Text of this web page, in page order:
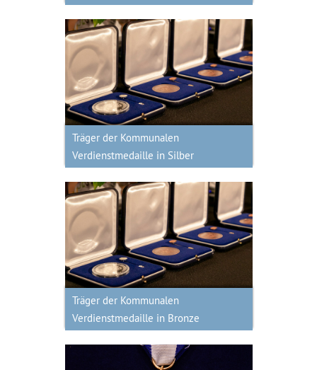
Träger der Kommunalen
Verdienstmedaille in Silber
Träger der Kommunalen
Verdienstmedaille in Silber
Träger der Kommunalen
Verdienstmedaille in Bronze
Träger der Kommunalen
Verdienstmedaille in Bronze